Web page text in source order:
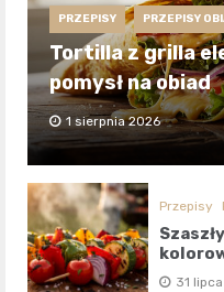
PRZEPISY PRZEPISY
Tortilla z grilla
pomysł na obiad
1 sierpnia 2026
Przepisy
31